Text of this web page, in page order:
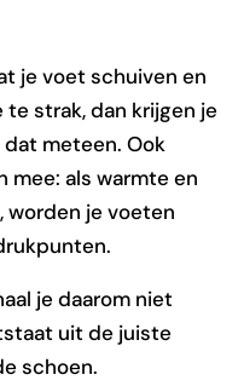
je voet schuiven en
strak, dan krijgen je
meteen. Ook
mee: als warmte en
worden je voeten
je daarom niet
uit de juiste
schoen.